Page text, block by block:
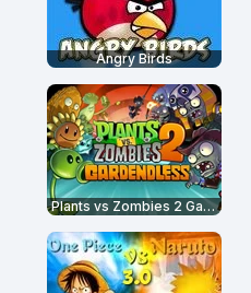
Angry Birds
Plants vs Zombies 2 Gardendless